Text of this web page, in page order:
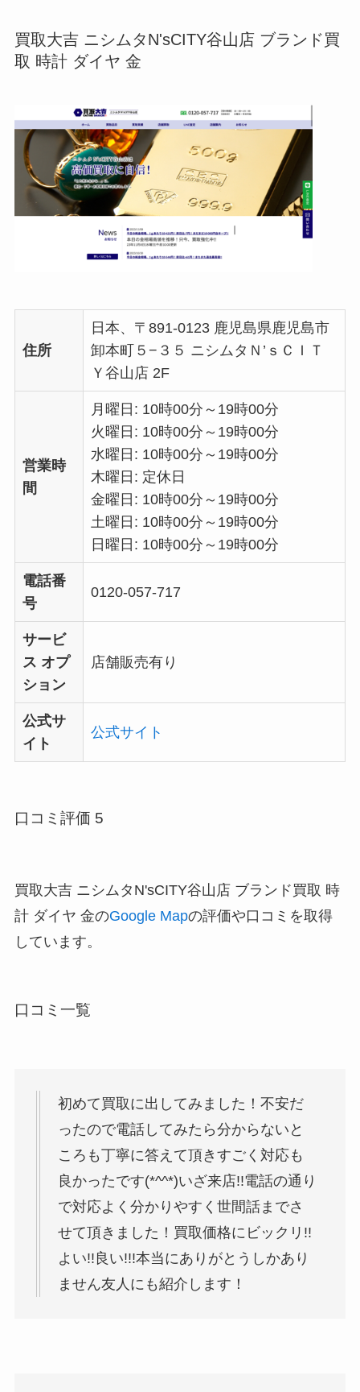
買取大吉 ニシムタN'sCITY谷山店 ブランド買
取 時計 ダイヤ 金
住所
日本、〒891-0123 鹿児島県鹿児島市
卸本町５−３５ ニシムタＮ’ｓＣＩＴ
Ｙ谷山店 2F
営業時
間
月曜日: 10時00分～19時00分
火曜日: 10時00分～19時00分
水曜日: 10時00分～19時00分
木曜日: 定休日
金曜日: 10時00分～19時00分
土曜日: 10時00分～19時00分
日曜日: 10時00分～19時00分
電話番
号
0120-057-717
サービ
ス オプ
ション
店舗販売有り
公式サ
イト
公式サイト
口コミ評価 5
買取大吉 ニシムタN'sCITY谷山店 ブランド買取 時
計 ダイヤ 金のGoogle Mapの評価や口コミを取得
しています。
口コミ一覧
初めて買取に出してみました！不安だ
ったので電話してみたら分からないと
ころも丁寧に答えて頂きすごく対応も
良かったです(*^^*)いざ来店!!電話の通り
で対応よく分かりやすく世間話までさ
せて頂きました！買取価格にビックリ!!
よい!!良い!!!本当にありがとうしかあり
ません友人にも紹介します！